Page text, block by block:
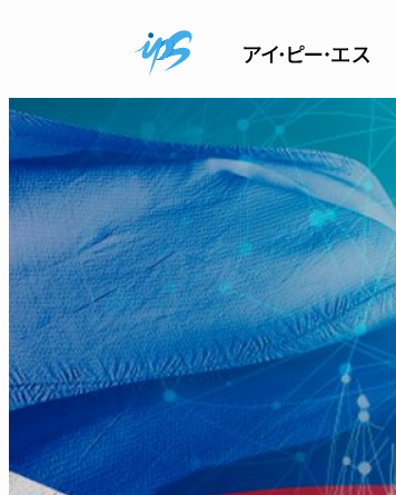
ス
キ
ッ
プ